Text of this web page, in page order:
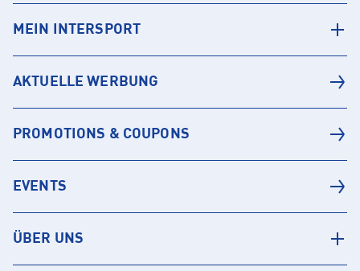
MEIN INTERSPORT
AKTUELLE WERBUNG
PROMOTIONS & COUPONS
EVENTS
ÜBER UNS